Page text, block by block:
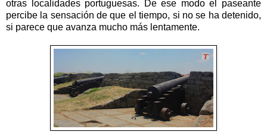
otras localidades portuguesas. De ese modo el paseante
percibe la sensación de que el tiempo, si no se ha detenido,
si parece que avanza mucho más lentamente.